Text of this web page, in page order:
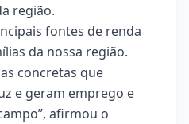
região.
fontes de renda
da nossa região.
concretas que
e geram emprego e
afirmou o